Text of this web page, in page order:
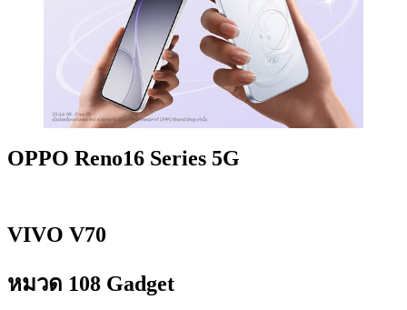
OPPO Reno16 Series 5G
VIVO V70
หมวด 108 Gadget